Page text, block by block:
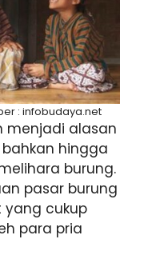
: infobudaya.net
menjadi alasan
hingga
burung.
pasar burung
cukup
para pria